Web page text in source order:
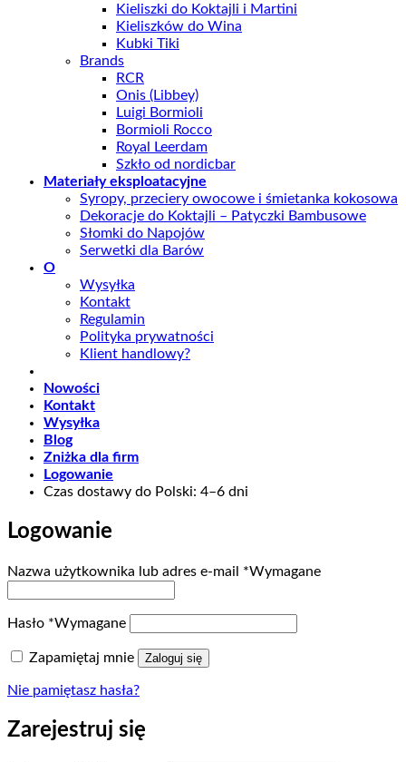
Kieliszki do Koktajli i Martini
Kieliszków do Wina
Kubki Tiki
Brands
RCR
Onis (Libbey)
Luigi Bormioli
Bormioli Rocco
Royal Leerdam
Szkło od nordicbar
Materiały eksploatacyjne
Syropy, przeciery owocowe i śmietanka kokosowa
Dekoracje do Koktajli – Patyczki Bambusowe
Słomki do Napojów
Serwetki dla Barów
O
Wysyłka
Kontakt
Regulamin
Polityka prywatności
Klient handlowy?
Nowości
Kontakt
Wysyłka
Blog
Zniżka dla firm
Logowanie
Czas dostawy do Polski: 4–6 dni
Logowanie
Nazwa użytkownika lub adres e-mail *Wymagane
Hasło *Wymagane
Zapamiętaj mnie Zaloguj się
Nie pamiętasz hasła?
Zarejestruj się